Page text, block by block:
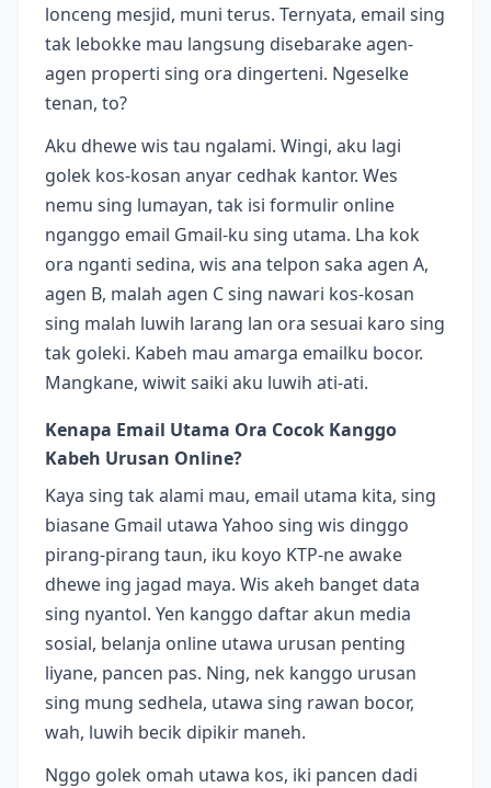
lonceng mesjid, muni terus. Ternyata, email sing
tak lebokke mau langsung disebarake agen-
agen properti sing ora dingerteni. Ngeselke
tenan, to?
Aku dhewe wis tau ngalami. Wingi, aku lagi
golek kos-kosan anyar cedhak kantor. Wes
nemu sing lumayan, tak isi formulir online
nganggo email Gmail-ku sing utama. Lha kok
ora nganti sedina, wis ana telpon saka agen A,
agen B, malah agen C sing nawari kos-kosan
sing malah luwih larang lan ora sesuai karo sing
tak goleki. Kabeh mau amarga emailku bocor.
Mangkane, wiwit saiki aku luwih ati-ati.
Kenapa Email Utama Ora Cocok Kanggo
Kabeh Urusan Online?
Kaya sing tak alami mau, email utama kita, sing
biasane Gmail utawa Yahoo sing wis dinggo
pirang-pirang taun, iku koyo KTP-ne awake
dhewe ing jagad maya. Wis akeh banget data
sing nyantol. Yen kanggo daftar akun media
sosial, belanja online utawa urusan penting
liyane, pancen pas. Ning, nek kanggo urusan
sing mung sedhela, utawa sing rawan bocor,
wah, luwih becik dipikir maneh.
Nggo golek omah utawa kos, iki pancen dadi